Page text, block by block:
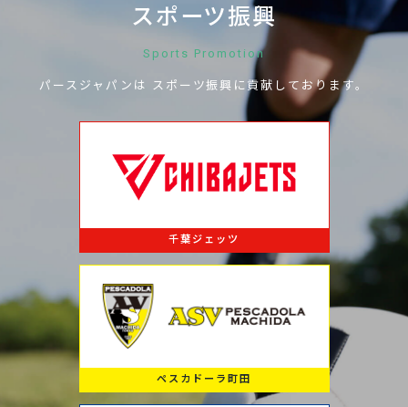
スポーツ振興
Sports Promotion
パースジャパンは スポーツ振興に貢献しております。
千葉ジェッツ
ペスカドーラ町田